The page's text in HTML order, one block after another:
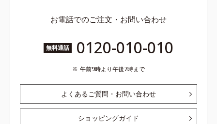
お電話でのご注文・お問い合わせ
無料通話 0120-010-010
午前9時より午後7時まで
よくあるご質問・お問い合わせ
ショッピングガイド